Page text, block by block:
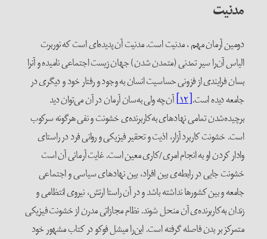
مدنیت
دومین آرمان مهم ، مدنیت است. مدنیت آن پدیده‌ای است که نوربرت
الیاس آن‌را سیر تمدنی (متمدن شدن) جهان زیست اجتماعی نامیده و آنرا
بسان فرایندی از فزونی حساسیت انسان به وجود و رفتار خود و دیگری در
جامعه دیده است.[۱۲]
آن‌چه ولی به‌سان آرمان در آن می‌توان دید
برچیده‌شدن تمامی نهادهای به‌کار‌برنده‌ی خشونت و نفی هرگونه سرکوب
است. خشونت کاربرد آزار، اذیت و تحقیر فیزیکی و روانی فرد در راستای
وادار کردن او به انجام امری/کاری معین است. غایت آرمانی آن است
خشونت جایی در رابطه‌ی بین افراد، بین نهادهای سیاسی و اجتماعی
جامعه و بین کشورها نداشته باشد و در آن راستا ارتش، نیروی انتظامی و
زندان به‌کار‌برنده‌ی آن منحل شوند. نظام مجازاتی مدرن از خشونت فیزیکی
متمرکز بر بدن فاصله گرفته است. این‌را میشل فوکو در کتاب مشهور خود